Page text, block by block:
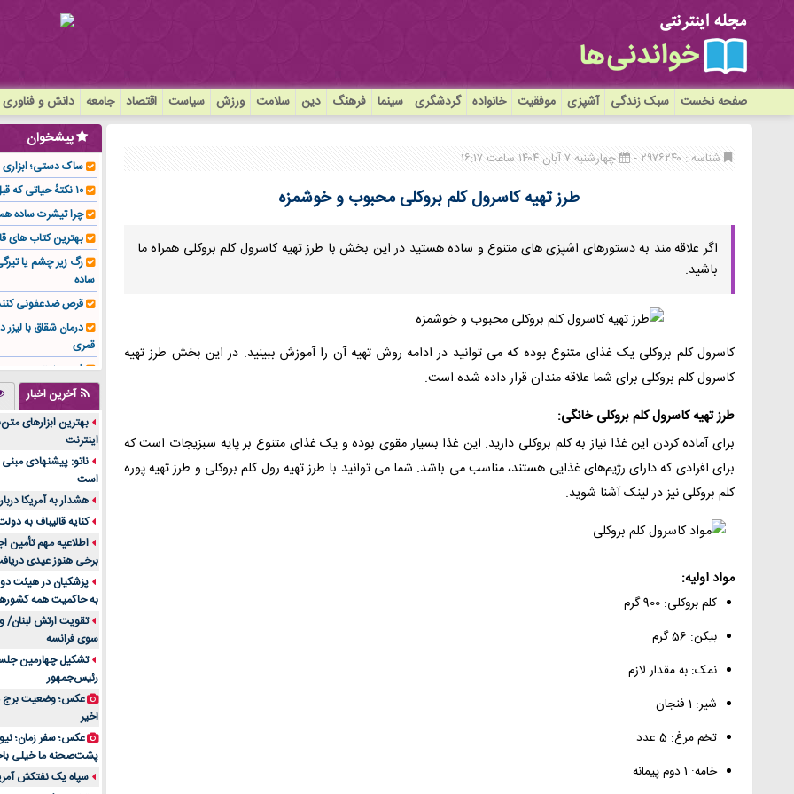
صفحه نخست سبک زندگی آشپزی موفقیت خانواده گردشگری سینما فرهنگ دین سلامت ورزش سیاست اقتصاد جامعه دانش و فناوری
شناسه : ۲۹۷۶۲۴۰ - چهارشنبه ۷ آبان ۱۴۰۴ ساعت ۱۶:۱۷
طرز تهیه کاسرول کلم بروکلی محبوب و خوشمزه
اگر علاقه مند به دستورهای اشپزی های متنوع و ساده هستید در این بخش با طرز تهیه کاسرول کلم بروکلی همراه ما
باشید.
کاسرول کلم بروکلی یک غذای متنوع بوده که می‌ توانید در ادامه روش تهیه آن را آموزش ببینید. در این بخش طرز تهیه
کاسرول کلم بروکلی برای شما علاقه مندان قرار داده شده است.
طرز تهیه کاسرول کلم بروکلی خانگی:
برای آماده کردن این غذا نیاز به کلم بروکلی دارید. این غذا بسیار مقوی بوده و یک غذای متنوع بر پایه سبزیجات است که
برای افرادی که دارای رژیم‌های غذایی هستند، مناسب می‌ باشد. شما می توانید با طرز تهیه رول کلم بروکلی و طرز تهیهپوره
کلم بروکلی نیز در لینک آشنا شوید.
مواد اولیه:
کلم بروکلی: 900 گرم
بیکن: 56 گرم
نمک: به مقدار لازم
شیر: 1 فنجان
تخم مرغ: 5 عدد
خامه: 1 دوم پیمانه
پیشخوان
ساک دستی؛ ابزاری
۱۰ نکتهٔ حیاتی که قبل از کاشت ایمپلنت باید بدانید!
چرا تیشرت ساده
بهترین کتاب های
رگ زیر چشم یا
ساده
قرص ضدعفونی
درمان شقاق با لیزر
قمری
فوم صنعتی چیست و
تولیدکننده تهیه کرد؟
جنس هر کدام از
متریال برای شما
تولید لیوان
بازار ایران
درد زانو بعد از
انتخاب باشد
آینده موسیقی
بهترین راه
است؟
مقایسه قالب
خرید سمعک
تصمیم‌گیری
خرید و فروش
ایرانیان
اهمیت انتخاب
پرونده‌های حساس و
۷ تاثیرات کامپیوتر در حوزه علوم زندگی و کاربردی
لیفتراک صفر؛
آخرین اخبار
بهترین ابزارهای
اینترنت
ناتو: پیشنهادی
است
هشدار به آمریکا
کنایه قالیباف به
اطلاعیه مهم تأمین
برخی هنوز عیدی
پزشکیان در هیئت
به حاکمیت همه
تقویت ارتش لبنان/
سوی فرانسه
تشکیل چهارمین
رئیس‌جمهور
عکس؛ وضعیت برج
اخیر
پشت‌صحنه ما خیلی
سپاه یک نفتکش